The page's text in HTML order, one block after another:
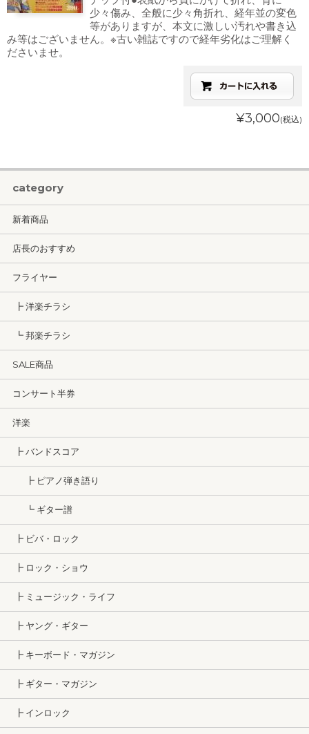
少々傷み、全般に少々角折れ、経年並の変色
等がありますが、本文に激しい汚れや書き込
み等はございません。※古い雑誌ですので経年劣化はご理解く
ださいませ。
¥3,000(税込)
category
新着商品
店長のおすすめ
フライヤー
┣ 洋楽チラシ
┗ 邦楽チラシ
SALE商品
コンサート半券
洋楽
┣ バンドスコア
┣ ピアノ弾き語り
┗ ギター譜
┣ ビバ・ロック
┣ ロック・ショウ
┣ ミュージック・ライフ
┣ ヤング・ギター
┣ キーボード・マガジン
┣ ギター・マガジン
┣ インロック